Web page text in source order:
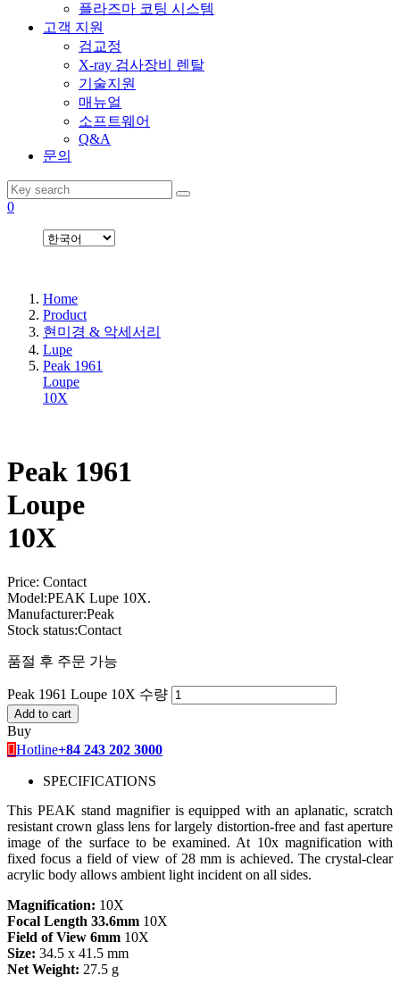
플라즈마 코팅 시스템
고객 지원
검교정
X-ray 검사장비 렌탈
기술지원
매뉴얼
소프트웨어
Q&A
문의
0
Home
Product
현미경 & 악세서리
Lupe
Peak 1961
Loupe
10X
Peak 1961
Loupe
10X
Price: Contact
Model:PEAK Lupe 10X.
Manufacturer:Peak
Stock status:Contact
품절 후 주문 가능
Peak 1961 Loupe 10X 수량
Add to cart
Buy
Hotline+84 243 202 3000
SPECIFICATIONS
This PEAK stand magnifier is equipped with an aplanatic, scratch
resistant crown glass lens for largely distortion-free and fast aperture
image of the surface to be examined. At 10x magnification with
fixed focus a field of view of 28 mm is achieved. The crystal-clear
acrylic body allows ambient light incident on all sides.
Magnification: 10X
Focal Length 33.6mm 10X
Field of View 6mm 10X
Size: 34.5 x 41.5 mm
Net Weight: 27.5 g